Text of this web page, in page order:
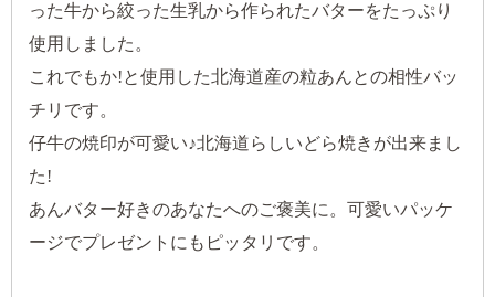
った牛から絞った生乳から作られたバターをたっぷり
使用しました。
これでもか!と使用した北海道産の粒あんとの相性バッ
チリです。
仔牛の焼印が可愛い♪北海道らしいどら焼きが出来まし
た!
あんバター好きのあなたへのご褒美に。可愛いパッケ
ージでプレゼントにもピッタリです。